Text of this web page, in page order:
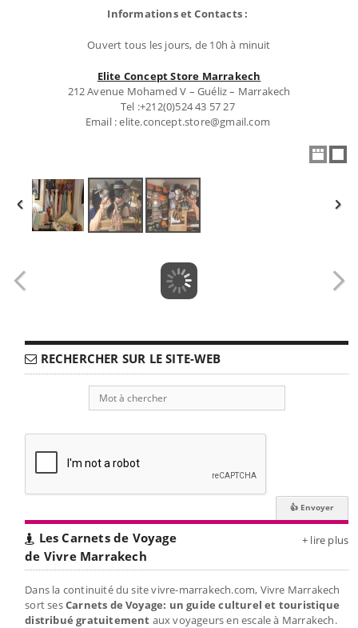
Informations et Contacts :
Ouvert tous les jours, de 10h à minuit
Elite Concept Store Marrakech
212 Avenue Mohamed V – Guéliz – Marrakech
Tel :+212(0)524 43 57 27
Email : elite.concept.store@gmail.com
RECHERCHER SUR LE SITE-WEB
Les Carnets de Voyage
de Vivre Marrakech
+ lire plus
Dans la continuité du site vivre-marrakech.com, Vivre Marrakech
sort sesCarnets de Voyage: un guide culturel et touristique
distribué gratuitement aux voyageurs en escale à Marrakech.